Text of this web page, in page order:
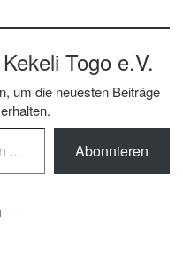
Togo e.V.
um die neuesten Beiträge
Abonnieren